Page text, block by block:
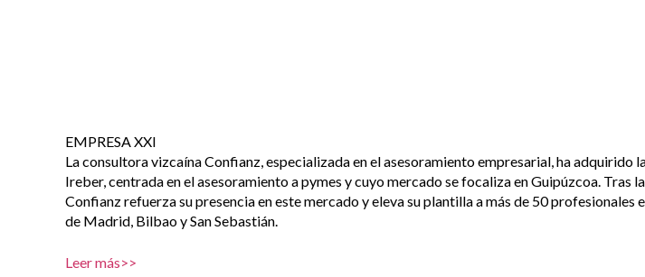
EMPRESA XXI
La consultora vizcaína Confianz, especializada en el asesoramiento empresarial, ha adquirido
Ireber, centrada en el asesoramiento a pymes y cuyo mercado se focaliza en Guipúzcoa. Tras
Confianz refuerza su presencia en este mercado y eleva su plantilla a más de 50 profesionales
de Madrid, Bilbao y San Sebastián.
Leer más>>